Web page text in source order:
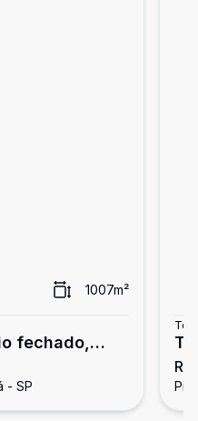
1007m²
fechado,
- SP